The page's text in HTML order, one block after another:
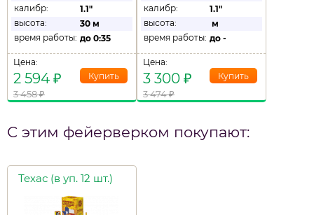
калибр:
1.1"
высота:
30 м
время работы: до 0:35
Цена:
2 594 ₽
3 458₽
калибр:
1.1"
высота:
м
время работы: до -
Цена:
3 300 ₽
3 474₽
С этим фейерверком покупают:
Техас (в уп. 12 шт.)